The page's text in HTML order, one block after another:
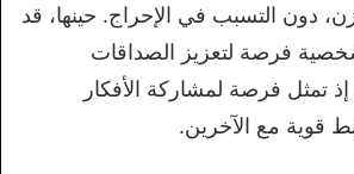
دون التسبب في الإحراج. حينها، قد
فرصة لتعزيز الصداقات
إذ تمثل فرصة لمشاركة الأفكار
قوية مع الآخرين.